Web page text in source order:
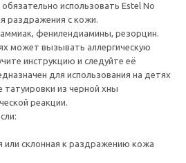
использовать Estel No
раздражения с кожи.
фенилендиамины, резорцин.
может вызывать аллергическую
инструкцию и следуйте её
для использования на детях
из черной хны
реакции.
или склонная к раздражению кожа